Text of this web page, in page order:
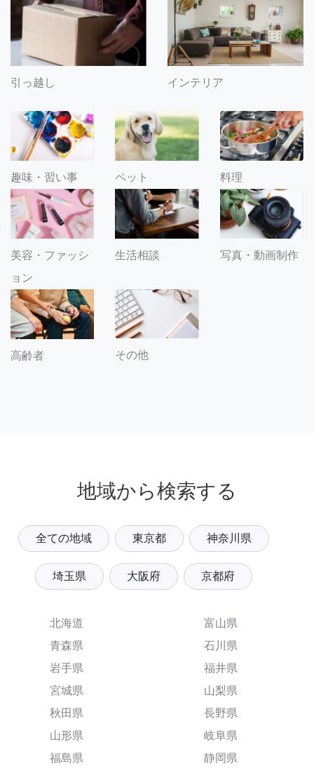
引っ越し インテリア
趣味・習い事 ペット 料理
美容・ファッシ
ョン
生活相談 写真・動画制作
高齢者 その他
地域から検索する
全ての地域 東京都 神奈川県
埼玉県 大阪府 京都府
北海道
青森県
岩手県
宮城県
秋田県
山形県
福島県
富山県
石川県
福井県
山梨県
長野県
岐阜県
静岡県